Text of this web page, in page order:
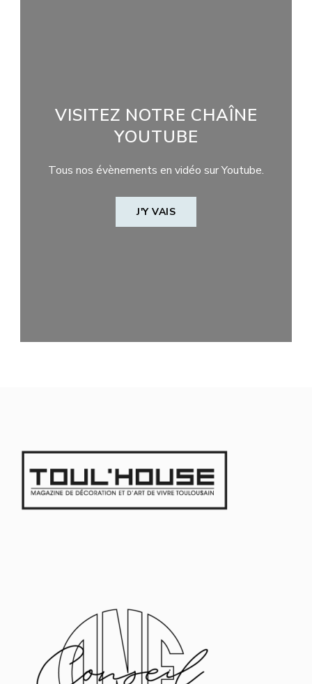
VISITEZ NOTRE CHAÎNE
YOUTUBE
Tous nos évènements en vidéo sur Youtube.
J'Y VAIS